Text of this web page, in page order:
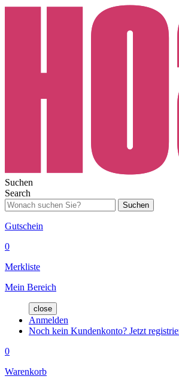
Suchen
Search
Suchen
Gutschein
0
Merkliste
Mein Bereich
close
Anmelden
Noch kein Kundenkonto? Jetzt
0
Warenkorb